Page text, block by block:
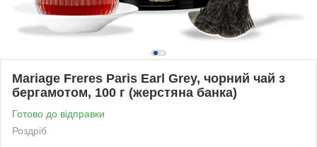
Mariage Freres Paris Earl Grey, чорний чай з
бергамотом, 100 г (жерстяна банка)
Готово до відправки
Роздріб